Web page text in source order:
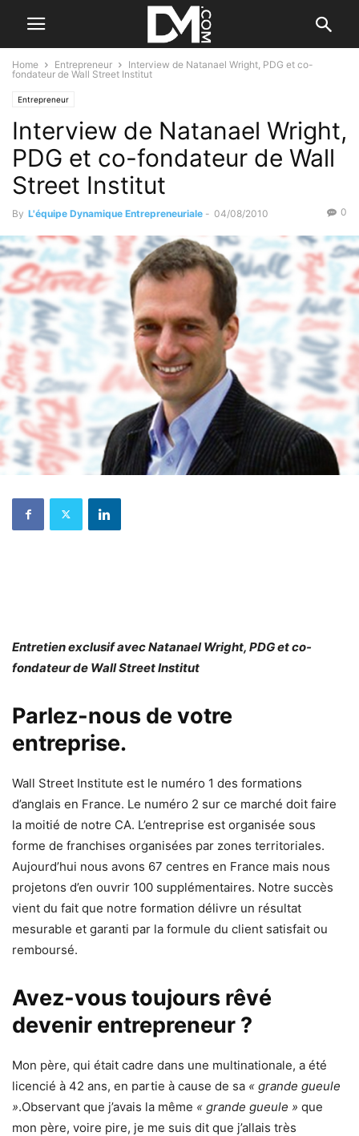
Home Entrepreneur
Interview de Natanael Wright, PDG et co-
fondateur de Wall Street Institut
Entrepreneur
Interview de Natanael Wright,
PDG et co-fondateur de Wall
Street Institut
By L'équipe Dynamique Entrepreneuriale - 04/08/2010 0
Entretien exclusif avec Natanael Wright, PDG et co-
fondateur de Wall Street Institut
Parlez-nous de votre
entreprise.
Wall Street Institute est le numéro 1 des formations
d’anglais en France. Le numéro 2 sur ce marché doit faire
la moitié de notre CA. L’entreprise est organisée sous
forme de franchises organisées par zones territoriales.
Aujourd’hui nous avons 67 centres en France mais nous
projetons d’en ouvrir 100 supplémentaires. Notre succès
vient du fait que notre formation délivre un résultat
mesurable et garanti par la formule du client satisfait ou
remboursé.
Avez-vous toujours rêvé
devenir entrepreneur ?
Mon père, qui était cadre dans une multinationale, a été
licencié à 42 ans, en partie à cause de sa « grande gueule
».Observant que j’avais la même « grande gueule » que
mon père, voire pire, je me suis dit que j’allais très